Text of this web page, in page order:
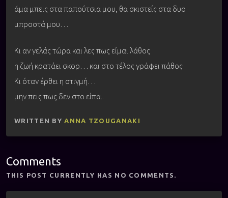
άμα μπεις στα παπούτσια μου, θα σκιστείς στα δυο
μπροστά μου…
Κι αν γελάς τώρα και λες πως είμαι λάθος
η ζωή κρατάει σκορ… και στο τέλος γράφει πάθος
Κι όταν έρθει η στιγμή…
μην πεις πως δεν στο είπα..
WRITTEN BYANNA TZOUGANAKI
Comments
THIS POST CURRENTLY HAS NO COMMENTS.